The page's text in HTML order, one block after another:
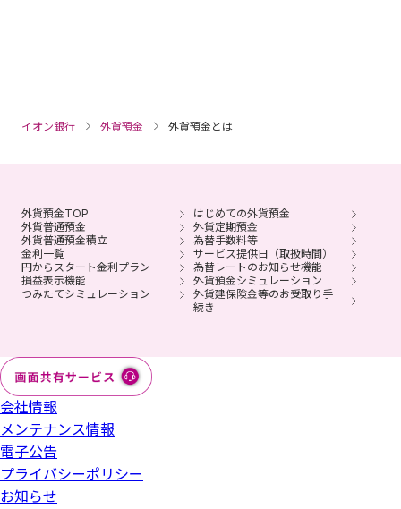
イオン銀行 外貨預金 外貨預金とは
外貨預金TOP
はじめての外貨預金
外貨普通預金
外貨定期預金
外貨普通預金積立
為替手数料等
金利一覧
サービス提供日（取扱時間）
円からスタート金利プラン
為替レートのお知らせ機能
損益表示機能
外貨預金シミュレーション
つみたてシミュレーション
外貨建保険金等のお受取り手
続き
会社情報
メンテナンス情報
電子公告
プライバシーポリシー
お知らせ